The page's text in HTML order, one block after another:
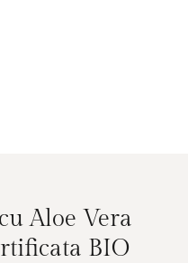
Aloe Vera
BIO